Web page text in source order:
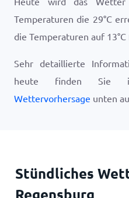
Temperaturen die 29°C
die Temperaturen auf 13°C
Sehr detaillierte
heute finden Sie
Wettervorhersage unten
Stündliches
Regensburg